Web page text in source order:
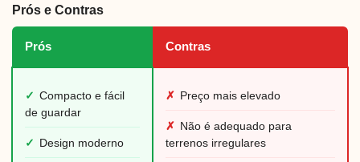
Prós e Contras
Prós Contras
✓ Compacto e fácil
de guardar
✓ Design moderno
✗ Preço mais elevado
✗ Não é adequado para
terrenos irregulares